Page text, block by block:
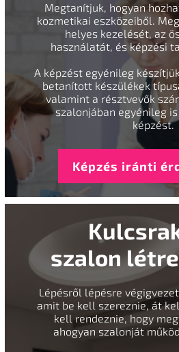
Megtanítjuk, hogyan
kozmetikai eszközeiből.
helyes kezelését, az
használatát, és képzési
A képzést egyénileg
betanított készülékek
valamint a résztvevők
szalonjában egyénileg
képzést.
Képzés iránti
szalon
Lépésről lépésre
amit be kell szereznie, át
kell rendeznie, hogy
ahogyan szalonját